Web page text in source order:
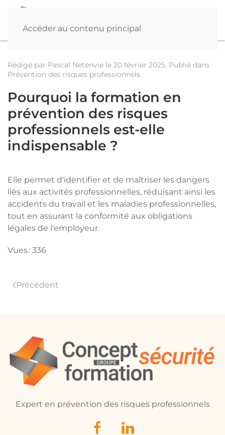
Accéder au contenu principal
Rédigé par Pascal Netenvie le 20 février 2025. Publié dans
Prévention des risques professionnels.
Pourquoi la formation en
prévention des risques
professionnels est-elle
indispensable ?
Elle permet d'identifier et de maîtriser les dangers
liés aux activités professionnelles, réduisant ainsi les
accidents du travail et les maladies professionnelles,
tout en assurant la conformité aux obligations
légales de l'employeur.
Vues : 336
Précédent
Expert en prévention des risques professionnels